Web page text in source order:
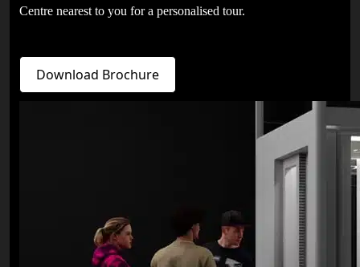
Centre nearest to you for a personalised tour.
Download Brochure